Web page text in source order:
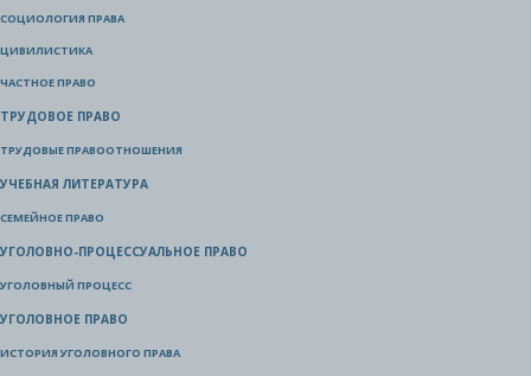
СОЦИОЛОГИЯ ПРАВА
ЦИВИЛИСТИКА
ЧАСТНОЕ ПРАВО
ТРУДОВОЕ ПРАВО
ТРУДОВЫЕ ПРАВООТНОШЕНИЯ
УЧЕБНАЯ ЛИТЕРАТУРА
СЕМЕЙНОЕ ПРАВО
УГОЛОВНО-ПРОЦЕССУАЛЬНОЕ ПРАВО
УГОЛОВНЫЙ ПРОЦЕСС
УГОЛОВНОЕ ПРАВО
ИСТОРИЯ УГОЛОВНОГО ПРАВА